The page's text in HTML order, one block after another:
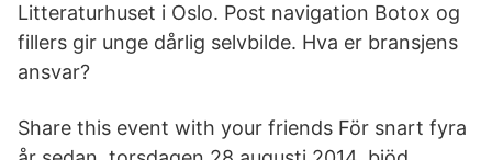
Litteraturhuset i Oslo. Post navigation Botox og
fillers gir unge dårlig selvbilde. Hva er bransjens
ansvar?
Share this event with your friends För snart fyra